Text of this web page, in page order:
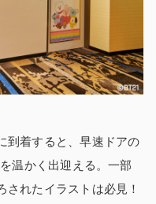
到着すると、早速ドアの
温かく出迎える。一部
れたイラストは必見！